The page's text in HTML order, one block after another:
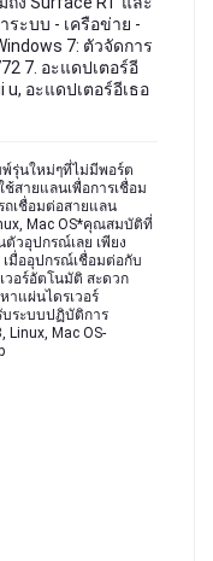
ระบบ - เครือข่าย -
7: ตัวจัดการ
7. อะแดปเตอร์อี
u, อะแดปเตอร์อีเธอ
รุ่นใหม่ๆที่ไม่มีพอร์ต
สายแลนเพื่อการเชื่อม
ถเชื่อมต่อสายแลน
Mac OS*คุณสมบัติที่
วอุปกรณ์เลย เพียง
เมื่ออุปกรณ์เชื่อมต่อกับ
วอร์อัตโนมัติ สะดวก
าแผ่นไดรเวอร์
บระบบปฏิบัติการ
Mac OS-